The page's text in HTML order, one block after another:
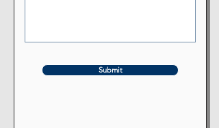
Submit